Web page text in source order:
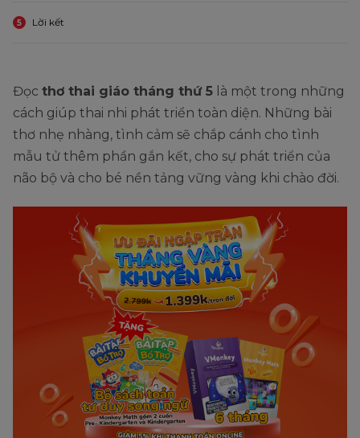
5 Lời kết
Đọc thơ thai giáo tháng thứ 5 là một trong những
cách giúp thai nhi phát triển toàn diện. Những bài
thơ nhẹ nhàng, tình cảm sẽ chắp cánh cho tình
mẫu tử thêm phần gắn kết, cho sự phát triển của
não bộ và cho bé nền tảng vững vàng khi chào đời.